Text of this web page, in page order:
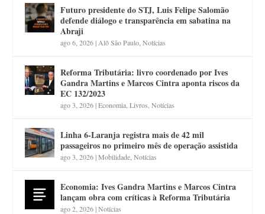
Futuro presidente do STJ, Luis Felipe Salomão
defende diálogo e transparência em sabatina na
Abraji
ago 6, 2026| Alô São Paulo ,Notícias
Reforma Tributária: livro coordenado por Ives
Gandra Martins e Marcos Cintra aponta riscos da
EC 132/2023
ago 3, 2026|Economia ,Livros ,Notícias
Linha 6-Laranja registra mais de 42 mil
passageiros no primeiro mês de operação assistida
ago 3, 2026|Mobilidade ,Notícias
Economia: Ives Gandra Martins e Marcos Cintra
lançam obra com críticas à Reforma Tributária
ago 2, 2026|Notícias